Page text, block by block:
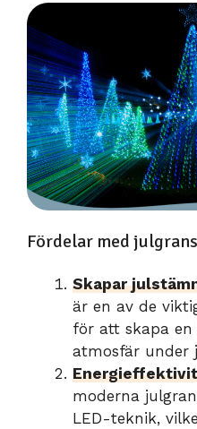
Fördelar med
Skapar
är en av de
för att skapa
atmosfär under
moderna
LED-teknik,